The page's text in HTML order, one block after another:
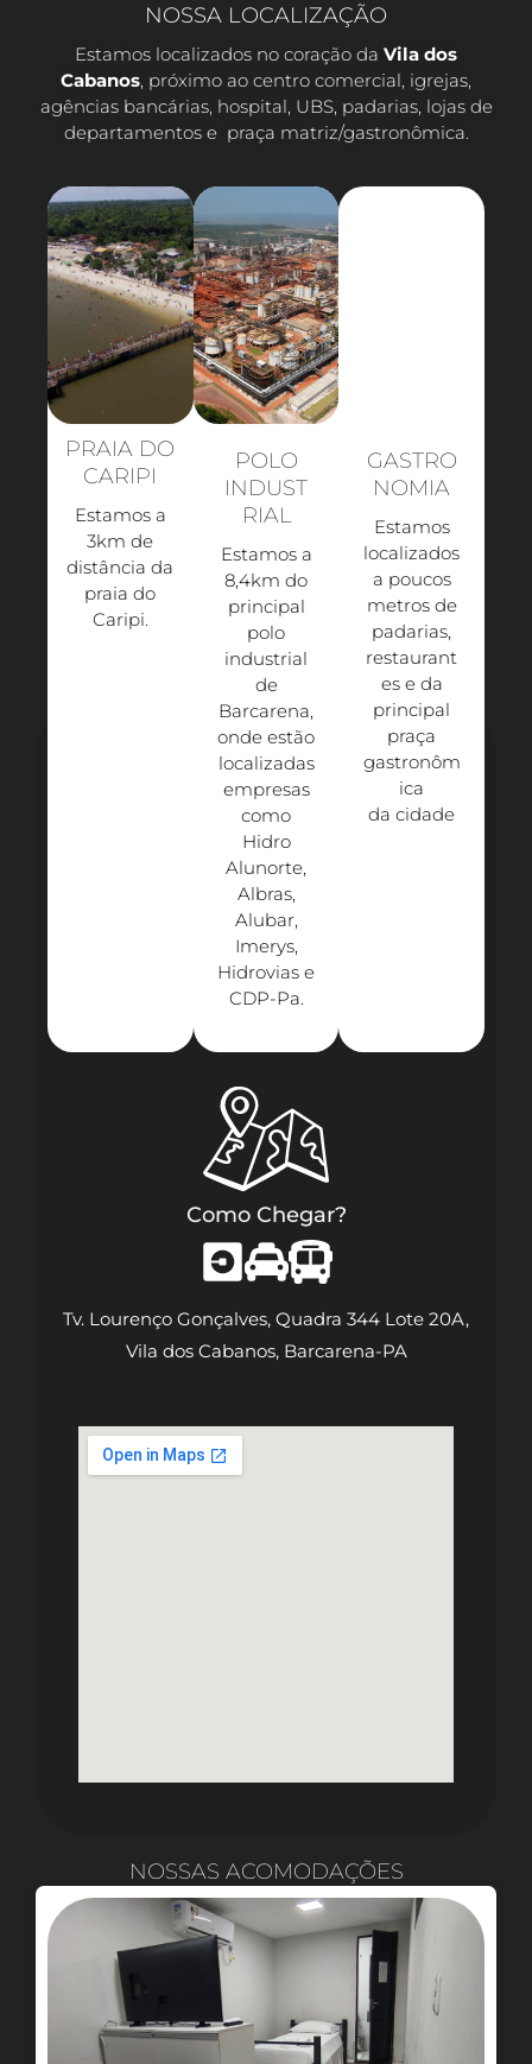
NOSSA LOCALIZAÇÃO
Estamos localizados no coração da Vila dos
Cabanos, próximo ao centro comercial, igrejas,
agências bancárias, hospital, UBS, padarias, lojas de
departamentos e praça matriz/gastronômica.
PRAIA DO
CARIPI
Estamos a
3km de
distância da
praia do
Caripi.​
POLO
INDUST
RIAL
Estamos a
8,4km do
principal
polo
industrial
de
Barcarena,
onde estão
localizadas
empresas
como
Hidro
Alunorte,
Albras,
Alubar,
Imerys,
Hidrovias e
CDP-Pa.​
GASTRO
NOMIA
Estamos
localizados
a poucos
metros de
padarias,
restaurant
es e da
principal
praça
gastronôm
ica
da cidade
Como Chegar?
Tv. Lourenço Gonçalves, Quadra 344 Lote 20A,
Vila dos Cabanos, Barcarena-PA
NOSSAS ACOMODAÇÕES